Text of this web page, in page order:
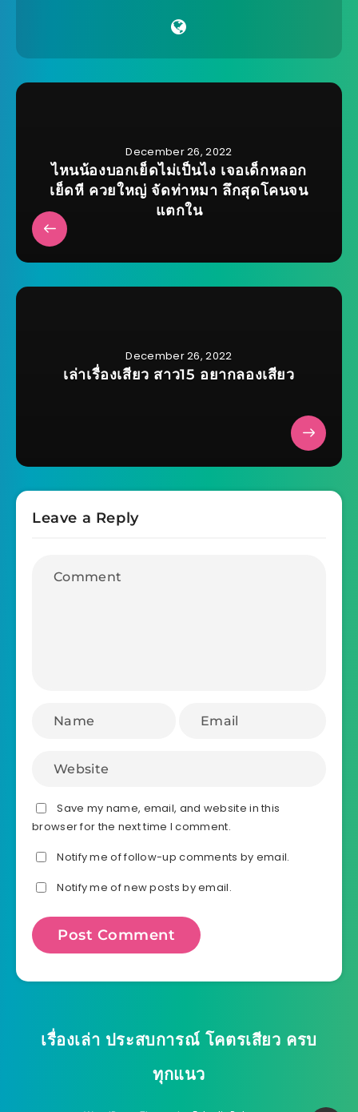
December 26, 2022
ไหนน้องบอกเย็ดไม่เป็นไง เจอเด็กหลอก
เย็ดหี ควยใหญ่ จัดท่าหมา ลึกสุดโคนจน
แตกใน
December 26, 2022
เล่าเรื่องเสียว สาว15 อยากลองเสียว
Leave a Reply
Save my name, email, and website in this
browser for the next time I comment.
Notify me of follow-up comments by email.
Notify me of new posts by email.
เรื่องเล่า ประสบการณ์ โคตรเสียว ครบ
ทุกแนว